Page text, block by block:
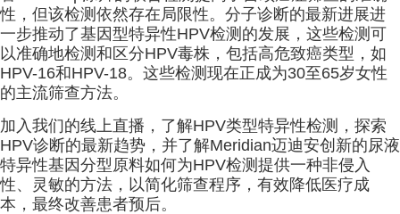
性，但该检测依然存在局限性。分子诊断的最新进展进
一步推动了基因型特异性HPV检测的发展，这些检测可
以准确地检测和区分HPV毒株，包括高危致癌类型，如
HPV-16和HPV-18。这些检测现在正成为30至65岁女性
的主流筛查方法。
加入我们的线上直播，了解HPV类型特异性检测，探索
HPV诊断的最新趋势，并了解Meridian迈迪安创新的尿液
特异性基因分型原料如何为HPV检测提供一种非侵入
性、灵敏的方法，以简化筛查程序，有效降低医疗成
本，最终改善患者预后。